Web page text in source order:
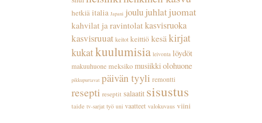
hetkiä italia Japani joulu juhlatjuomat
kahvilat ja ravintolatkasvisruoka
kasvisruuat keitot keittiö kesä kirjat
kukatkuulumisia leivonta löydöt
makuuhuone meksiko musiikkiolohuone
pikkupurtavat päivän tyyli remontti
resepti reseptit salaatit sisustus
taide tv-sarjat työ uni vaatteet valokuvaus viini